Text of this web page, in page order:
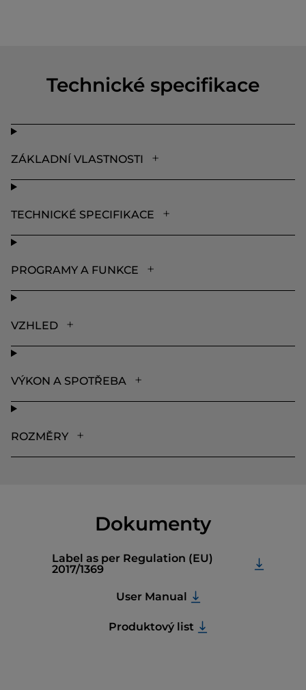
Technické specifikace
ZÁKLADNÍ VLASTNOSTI
TECHNICKÉ SPECIFIKACE
PROGRAMY A FUNKCE
VZHLED
VÝKON A SPOTŘEBA
ROZMĚRY
Dokumenty
Label as per Regulation (EU)
2017/1369
User Manual
Produktový list